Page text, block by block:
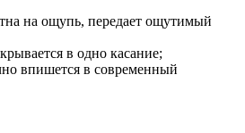
на ощупь, передает ощутимый
в одно касание;
впишется в современный